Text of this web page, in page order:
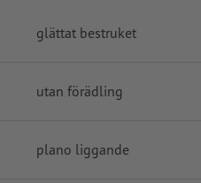
glättat bestruket
utan förädling
plano liggande